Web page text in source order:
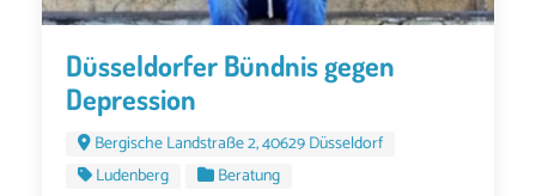
Düsseldorfer Bündnis gegen
Depression
Bergische Landstraße 2, 40629 Düsseldorf
Ludenberg
Beratung